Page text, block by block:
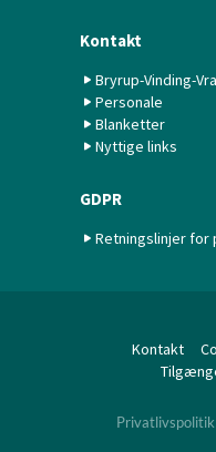
Kontakt
Bryrup-Vinding-
Personale
Blanketter
Nyttige links
GDPR
Retningslinjer for
Kontakt
Privatlivspolitik